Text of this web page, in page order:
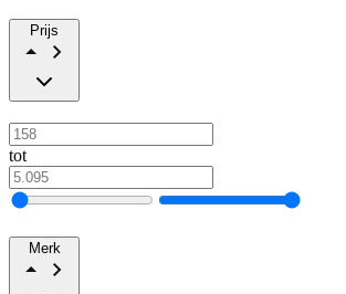
Prijs
tot
Merk